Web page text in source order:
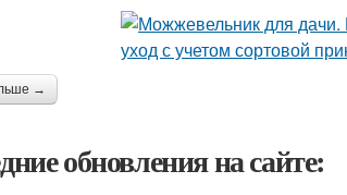
→
обновления на сайте: